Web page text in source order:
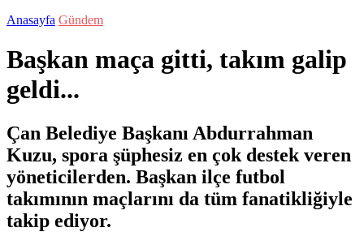
Anasayfa Gündem
Başkan maça gitti, takım galip
geldi...
Çan Belediye Başkanı Abdurrahman
Kuzu, spora şüphesiz en çok destek veren
yöneticilerden. Başkan ilçe futbol
takımının maçlarını da tüm fanatikliğiyle
takip ediyor.